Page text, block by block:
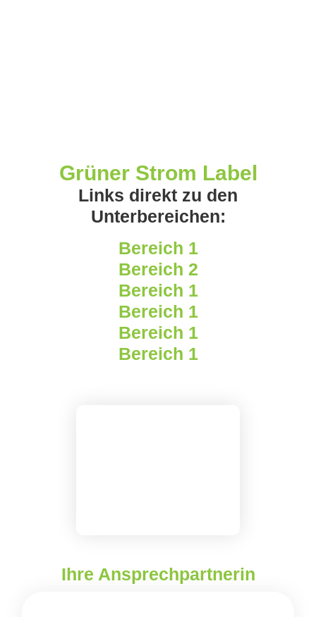
Grüner Strom Label
Links direkt zu den
Unterbereichen:
Bereich 1
Bereich 2
Bereich 1
Bereich 1
Bereich 1
Bereich 1
Ihre Ansprechpartnerin